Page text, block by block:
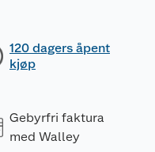
120 dagers åpent
kjøp
Gebyrfri faktura
med Walley